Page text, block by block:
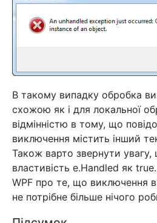
В такому випадку обробка
схожою як і для локальної
відмінністю в тому, що
виключення містить інший
Також варто звернути
властивість e.Handled як
WPF про те, що виключення
не потрібне більше нічого